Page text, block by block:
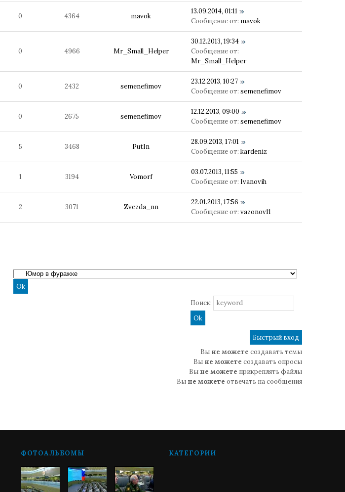
0 4364 mavok
13.09.2014, 01:11
Сообщение от: mavok
0 4966 Mr_Small_Helper
30.12.2013, 19:34
Сообщение от:
Mr_Small_Helper
0 2432 semenefimov
23.12.2013, 10:27
Сообщение от: semenefimov
0 2675 semenefimov
12.12.2013, 09:00
Сообщение от: semenefimov
5 3468 PutIn
28.09.2013, 17:01
Сообщение от: kardeniz
1 3194 Vomorf
03.07.2013, 11:55
Сообщение от: Ivanovih
2 3071 Zvezda_nn
22.01.2013, 17:56
Сообщение от: vazonov11
Поиск:
Вы не можете создавать темы
Вы не можете создавать опросы
Вы не можете прикреплять файлы
Вы не можете отвечать на сообщения
ФОТОАЛЬБОМЫ КАТЕГОРИИ